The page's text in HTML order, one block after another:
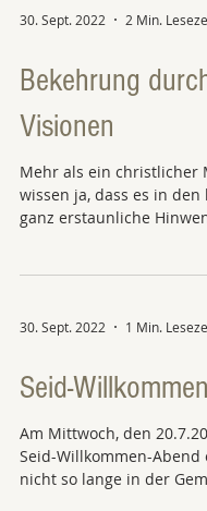
30. Sept. 2022 2 Min.
Bekehrung
Visionen
Mehr als ein christlicher
wissen ja, dass es in
ganz erstaunliche
30. Sept. 2022 1 Min.
Seid-
Am Mittwoch, den
Seid-Willkommen-Abend
nicht so lange in der Gemeinde sind. Auch